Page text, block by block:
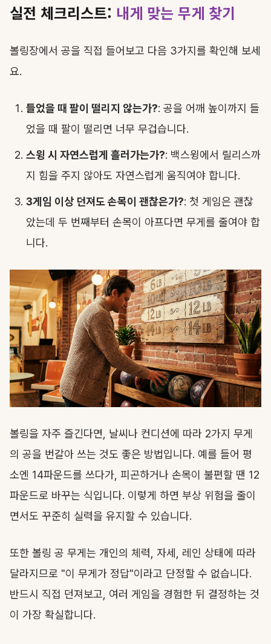
실전 체크리스트: 내게 맞는 무게 찾기
볼링장에서 공을 직접 들어보고 다음 3가지를 확인해 보세
요.
들었을 때 팔이 떨리지 않는가?: 공을 어깨 높이까지 들
었을 때 팔이 떨리면 너무 무겁습니다.
스윙 시 자연스럽게 흘러가는가?: 백스윙에서 릴리스까
지 힘을 주지 않아도 자연스럽게 움직여야 합니다.
3게임 이상 던져도 손목이 괜찮은가?: 첫 게임은 괜찮
았는데 두 번째부터 손목이 아프다면 무게를 줄여야 합
니다.
볼링을 자주 즐긴다면, 날씨나 컨디션에 따라 2가지 무게
의 공을 번갈아 쓰는 것도 좋은 방법입니다. 예를 들어 평
소엔 14파운드를 쓰다가, 피곤하거나 손목이 불편할 땐 12
파운드로 바꾸는 식입니다. 이렇게 하면 부상 위험을 줄이
면서도 꾸준히 실력을 유지할 수 있습니다.
또한 볼링 공 무게는 개인의 체력, 자세, 레인 상태에 따라
달라지므로 "이 무게가 정답"이라고 단정할 수 없습니다.
반드시 직접 던져보고, 여러 게임을 경험한 뒤 결정하는 것
이 가장 확실합니다.